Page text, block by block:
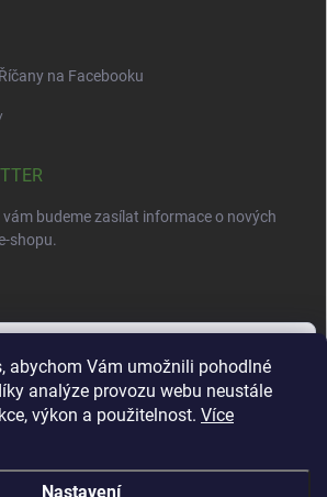
abychom Vám umožnili pohodlné
analýze provozu webu neustále
výkon a použitelnost. Více
Nastavení
na Facebooku
budeme zasílat informace o nových
shopu.
spodmínkami ochrany osobních údajů